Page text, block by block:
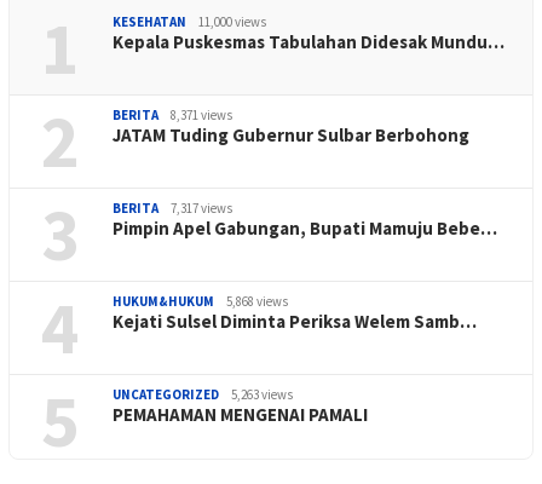
1 KESEHATAN 11,000 views
Kepala Puskesmas Tabulahan Didesak Mundu…
2 BERITA 8,371 views
JATAM Tuding Gubernur Sulbar Berbohong
3 BERITA 7,317 views
Pimpin Apel Gabungan, Bupati Mamuju Bebe…
4 HUKUM&HUKUM 5,868 views
Kejati Sulsel Diminta Periksa Welem Samb…
5 UNCATEGORIZED 5,263 views
PEMAHAMAN MENGENAI PAMALI